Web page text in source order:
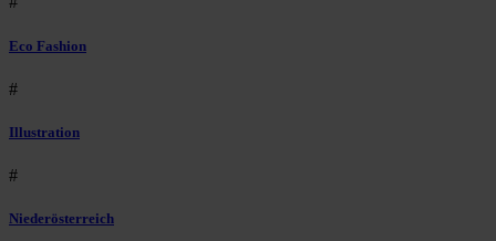
Eco Fashion
#
Illustration
#
Niederösterreich